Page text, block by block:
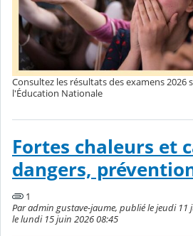
Consultez les résultats des examens 2026
l'Éducation Nationale
Fortes chaleurs et
dangers,
1
Par admin gustave-jaume, publié le jeudi 11
le lundi 15 juin 2026 08:45